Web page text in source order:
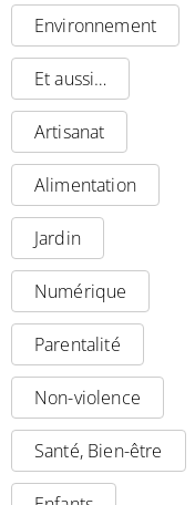
Environnement
Et aussi…
Artisanat
Alimentation
Jardin
Numérique
Parentalité
Non-violence
Santé, Bien-être